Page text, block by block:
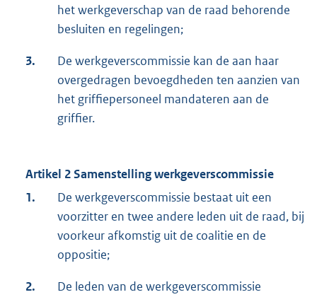
het werkgeverschap van de raad behorende
besluiten en regelingen;
3.
De werkgeverscommissie kan de aan haar
overgedragen bevoegdheden ten aanzien van
het griffiepersoneel mandateren aan de
griffier.
Artikel 2 Samenstelling werkgeverscommissie
1.
De werkgeverscommissie bestaat uit een
voorzitter en twee andere leden uit de raad, bij
voorkeur afkomstig uit de coalitie en de
oppositie;
2.
De leden van de werkgeverscommissie